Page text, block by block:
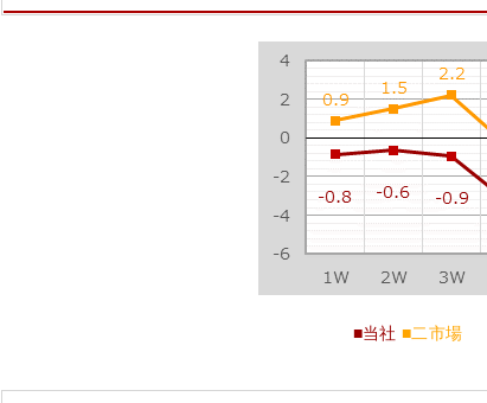
■当社 ■二市場